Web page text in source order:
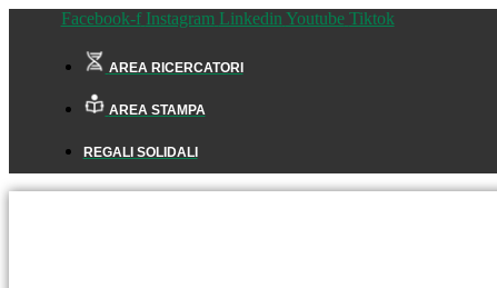
Facebook-f Instagram Linkedin Youtube Tiktok
AREA RICERCATORI
AREA STAMPA
REGALI SOLIDALI